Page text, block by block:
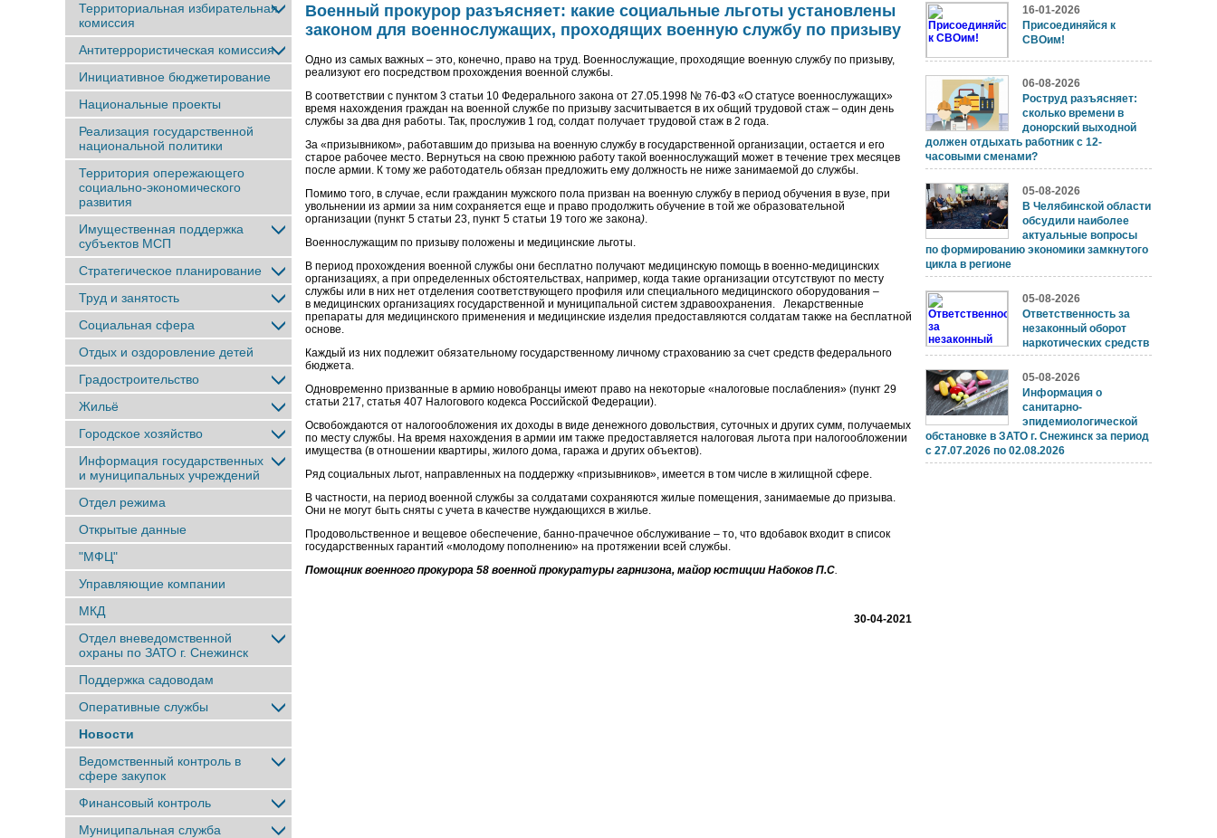
Территориальная избирательная
комиссия
Антитеррористическая комиссия
Инициативное бюджетирование
Национальные проекты
Реализация государственной
национальной политики
Территория опережающего
социально-экономического
развития
Имущественная поддержка
субъектов МСП
Стратегическое планирование
Труд и занятость
Социальная сфера
Отдых и оздоровление детей
Градостроительство
Жильё
Городское хозяйство
Информация государственных
и муниципальных учреждений
Отдел режима
Открытые данные
"МФЦ"
Управляющие компании
МКД
Отдел вневедомственной
охраны по ЗАТО г. Снежинск
Поддержка садоводам
Оперативные службы
Новости
Ведомственный контроль в
сфере закупок
Финансовый контроль
Муниципальная служба
Военный прокурор разъясняет: какие социальные льготы установлены
законом для военнослужащих, проходящих военную службу по призыву
Одно из самых важных – это, конечно, право на труд. Военнослужащие, проходящие военную службу по призыву,
реализуют его посредством прохождения военной службы.
В соответствии с пунктом 3 статьи 10 Федерального закона от 27.05.1998 № 76-ФЗ «О статусе военнослужащих»
время нахождения граждан на военной службе по призыву засчитывается в их общий трудовой стаж – один день
службы за два дня работы. Так, прослужив 1 год, солдат получает трудовой стаж в 2 года.
За «призывником», работавшим до призыва на военную службу в государственной организации, остается и его
старое рабочее место. Вернуться на свою прежнюю работу такой военнослужащий может в течение трех месяцев
после армии. К тому же работодатель обязан предложить ему должность не ниже занимаемой до службы.
Помимо того, в случае, если гражданин мужского пола призван на военную службу в период обучения в вузе, при
увольнении из армии за ним сохраняется еще и право продолжить обучение в той же образовательной
организации (пункт 5 статьи 23, пункт 5 статьи 19 того же закона).
Военнослужащим по призыву положены и медицинские льготы.
В период прохождения военной службы они бесплатно получают медицинскую помощь в военно-медицинских
организациях, а при определенных обстоятельствах, например, когда такие организации отсутствуют по месту
службы или в них нет отделения соответствующего профиля или специального медицинского оборудования –
в медицинских организациях государственной и муниципальной систем здравоохранения. Лекарственные
препараты для медицинского применения и медицинские изделия предоставляются солдатам также на бесплатной
основе.
Каждый из них подлежит обязательному государственному личному страхованию за счет средств федерального
бюджета.
Одновременно призванные в армию новобранцы имеют право на некоторые «налоговые послабления» (пункт 29
статьи 217, статья 407 Налогового кодекса Российской Федерации).
Освобождаются от налогообложения их доходы в виде денежного довольствия, суточных и других сумм, получаемых
по месту службы. На время нахождения в армии им также предоставляется налоговая льгота при налогообложении
имущества (в отношении квартиры, жилого дома, гаража и других объектов).
Ряд социальных льгот, направленных на поддержку «призывников», имеется в том числе в жилищной сфере.
В частности, на период военной службы за солдатами сохраняются жилые помещения, занимаемые до призыва.
Они не могут быть сняты с учета в качестве нуждающихся в жилье.
Продовольственное и вещевое обеспечение, банно-прачечное обслуживание – то, что вдобавок входит в список
государственных гарантий «молодому пополнению» на протяжении всей службы.
Помощник военного прокурора 58 военной прокуратуры гарнизона, майор юстиции Набоков П.С.
30-04-2021
16-01-2026
Присоединяйся к
СВОим!
06-08-2026
Роструд разъясняет:
сколько времени в
донорский выходной
должен отдыхать работник с 12-
часовыми сменами?
05-08-2026
В Челябинской области
обсудили наиболее
актуальные вопросы
по формированию экономики замкнутого
цикла в регионе
05-08-2026
Ответственность за
незаконный оборот
наркотических средств
05-08-2026
Информация о
санитарно-
эпидемиологической
обстановке в ЗАТО г. Снежинск за период
с 27.07.2026 по 02.08.2026